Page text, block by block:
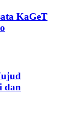
KaGeT
dan